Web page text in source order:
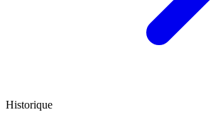
Historique